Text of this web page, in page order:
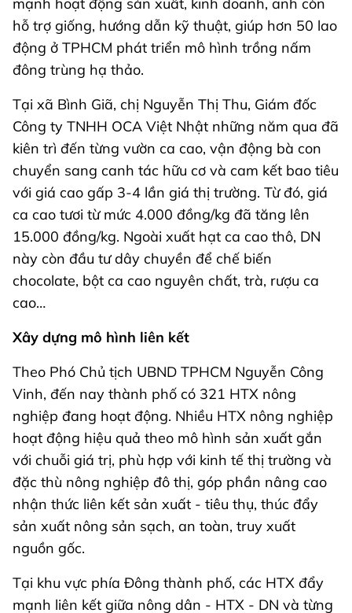
hỗ trợ giống, hướng dẫn kỹ thuật, giúp hơn 50 lao
động ở TPHCM phát triển mô hình trồng nấm
đông trùng hạ thảo.
Tại xã Bình Giã, chị Nguyễn Thị Thu, Giám đốc
Công ty TNHH OCA Việt Nhật những năm qua đã
kiên trì đến từng vườn ca cao, vận động bà con
chuyển sang canh tác hữu cơ và cam kết bao tiêu
với giá cao gấp 3-4 lần giá thị trường. Từ đó, giá
ca cao tươi từ mức 4.000 đồng/kg đã tăng lên
15.000 đồng/kg. Ngoài xuất hạt ca cao thô, DN
này còn đầu tư dây chuyền để chế biến
chocolate, bột ca cao nguyên chất, trà, rượu ca
cao…
Xây dựng mô hình liên kết
Theo Phó Chủ tịch UBND TPHCM Nguyễn Công
Vinh, đến nay thành phố có 321 HTX nông
nghiệp đang hoạt động. Nhiều HTX nông nghiệp
hoạt động hiệu quả theo mô hình sản xuất gắn
với chuỗi giá trị, phù hợp với kinh tế thị trường và
đặc thù nông nghiệp đô thị, góp phần nâng cao
nhận thức liên kết sản xuất - tiêu thụ, thúc đẩy
sản xuất nông sản sạch, an toàn, truy xuất
nguồn gốc.
Tại khu vực phía Đông thành phố, các HTX đẩy
mạnh liên kết giữa nông dân - HTX - DN và từng